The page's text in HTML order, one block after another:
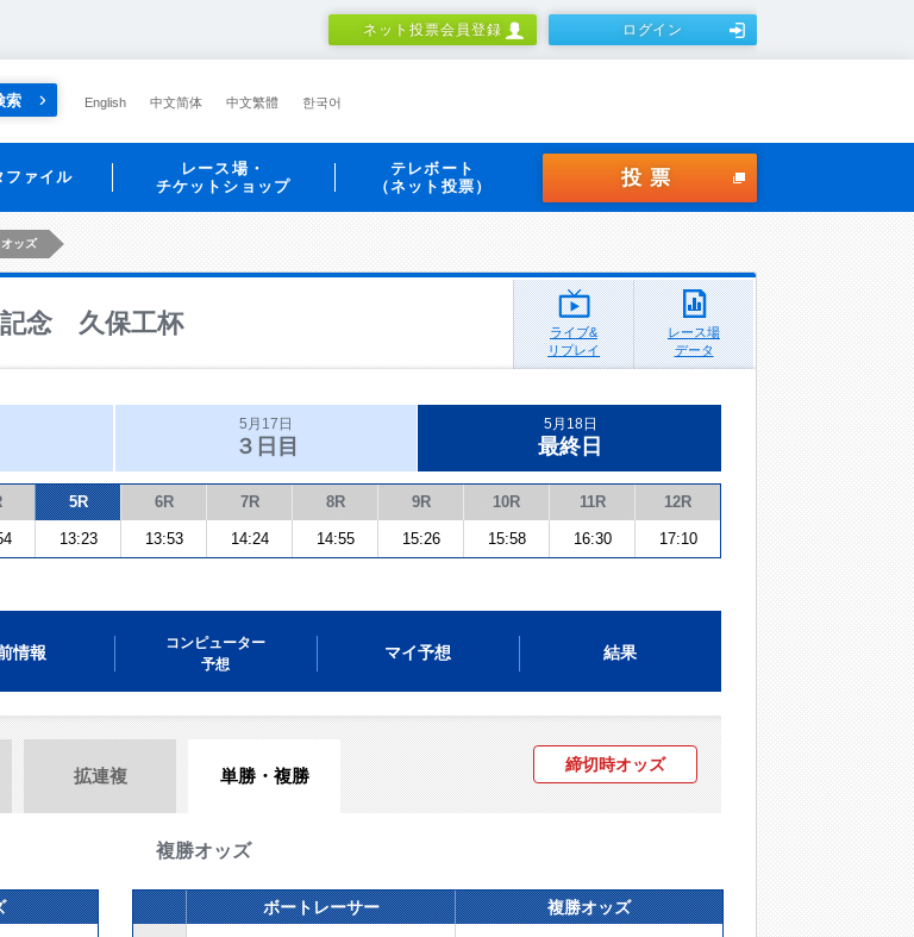
ネット投票会員登録 ログイン
索 English 中文简体 中文繁體 한국어
ファイル
レース場・
チケットショップ
テレボート
（ネット投票）
投票
オッズ
記念 久保工杯
ライブ&
リプレイ
レース場
データ
5月17日
３日目
5月18日
最終日
5R 6R 7R 8R 9R 10R 11R 12R
13:23 13:53 14:24 14:55 15:26 15:58 16:30 17:10
情報
コンピューター
予想
マイ予想 結果
拡連複 単勝・複勝
締切時オッズ
複勝オッズ
ボートレーサー 複勝オッズ